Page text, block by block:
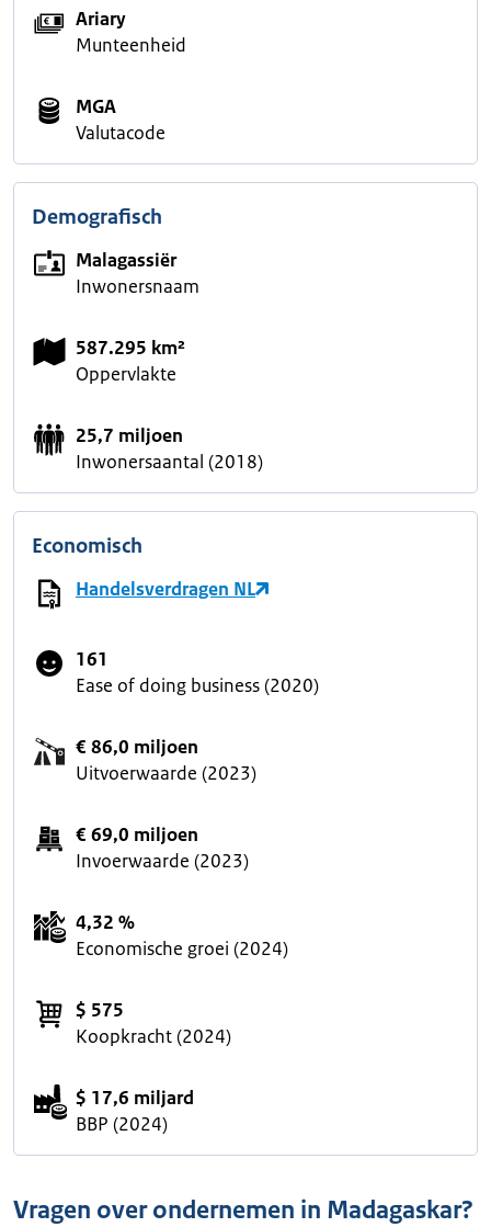
Ariary
Munteenheid
MGA
Valutacode
Demografisch
Malagassiër
Inwonersnaam
587.295 km²
Oppervlakte
25,7 miljoen
Inwonersaantal (2018)
Economisch
Handelsverdragen NL
161
Ease of doing business (2020)
€ 86,0 miljoen
Uitvoerwaarde (2023)
€ 69,0 miljoen
Invoerwaarde (2023)
4,32 %
Economische groei (2024)
$ 575
Koopkracht (2024)
$ 17,6 miljard
BBP (2024)
Vragen over ondernemen in Madagaskar?